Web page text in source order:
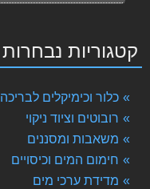
מסנן 900 פיברגלס (כולל מצע AFM)
11,500.00 ₪
קטגוריות נבחרות
כלור וכימיקלים לבריכה
רובוטים וציוד ניקוי
משאבות ומסננים
חימום המים וכיסויים
מדידת ערכי מים